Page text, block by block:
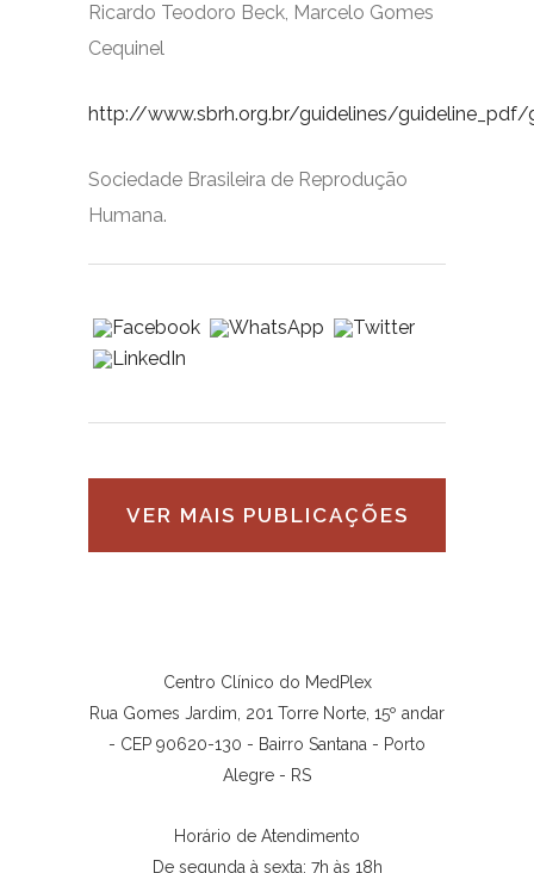
Ricardo Teodoro Beck, Marcelo Gomes
Cequinel
http://www.sbrh.org.br/guidelines/guideline_pdf/
Sociedade Brasileira de Reprodução
Humana.
VER MAIS PUBLICAÇÕES
Centro Clínico do MedPlex
Rua Gomes Jardim, 201 Torre Norte, 15º andar
- CEP 90620-130 - Bairro Santana - Porto
Alegre - RS
Horário de Atendimento
De segunda à sexta: 7h às 18h